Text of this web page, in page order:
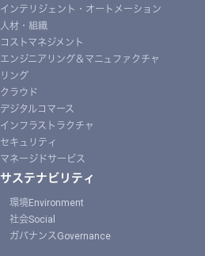
インテリジェント・オートメーション
人材・組織
コストマネジメント
エンジニアリング＆マニュファクチャ
リング
クラウド
デジタルコマース
インフラストラクチャ
セキュリティ
マネージドサービス
サステナビリティ
環境Environment
社会Social
ガバナンスGovernance